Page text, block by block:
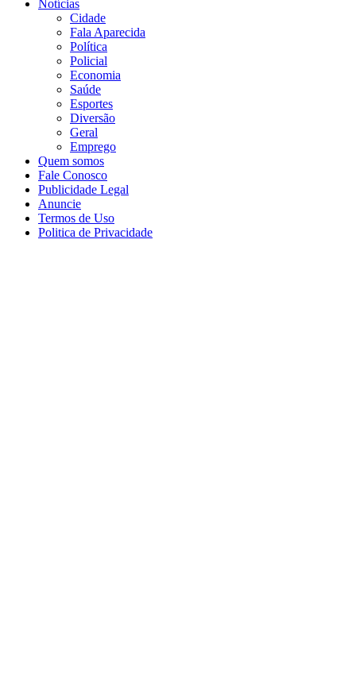
Notícias
Cidade
Fala Aparecida
Política
Policial
Economia
Saúde
Esportes
Diversão
Geral
Emprego
Quem somos
Fale Conosco
Publicidade Legal
Anuncie
Termos de Uso
Politica de Privacidade